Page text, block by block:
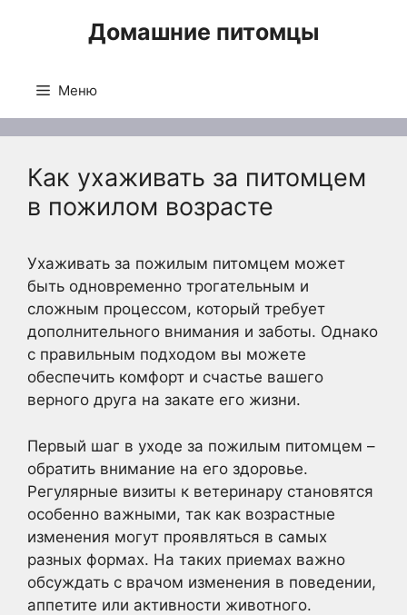
Домашние питомцы
Меню
Как ухаживать за питомцем
в пожилом возрасте
Ухаживать за пожилым питомцем может
быть одновременно трогательным и
сложным процессом, который требует
дополнительного внимания и заботы. Однако
с правильным подходом вы можете
обеспечить комфорт и счастье вашего
верного друга на закате его жизни.
Первый шаг в уходе за пожилым питомцем –
обратить внимание на его здоровье.
Регулярные визиты к ветеринару становятся
особенно важными, так как возрастные
изменения могут проявляться в самых
разных формах. На таких приемах важно
обсуждать с врачом изменения в поведении,
аппетите или активности животного.